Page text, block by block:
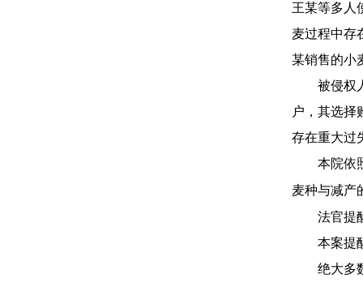
王某等多人
麦过程中存
某销售的小
被侵权
户，其选择
存在重大过
本院依
麦种与减产
法官提
本案提
绝大多